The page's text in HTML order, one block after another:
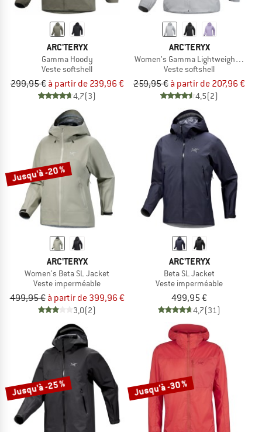
ARC'TERYX
Gamma Hoody
Veste softshell
299,95 € à partir de 239,96 €
4,7(3)
ARC'TERYX
Women's Gamma Lightweight Hoody
Veste softshell
259,95 € à partir de 207,96 €
4,5(2)
Jusqu'à -20 %
ARC'TERYX
Women's Beta SL Jacket
Veste imperméable
499,95 € à partir de 399,96 €
3,0(2)
ARC'TERYX
Beta SL Jacket
Veste imperméable
499,95 €
4,7(31)
Jusqu'à -25 % Jusqu'à -30 %